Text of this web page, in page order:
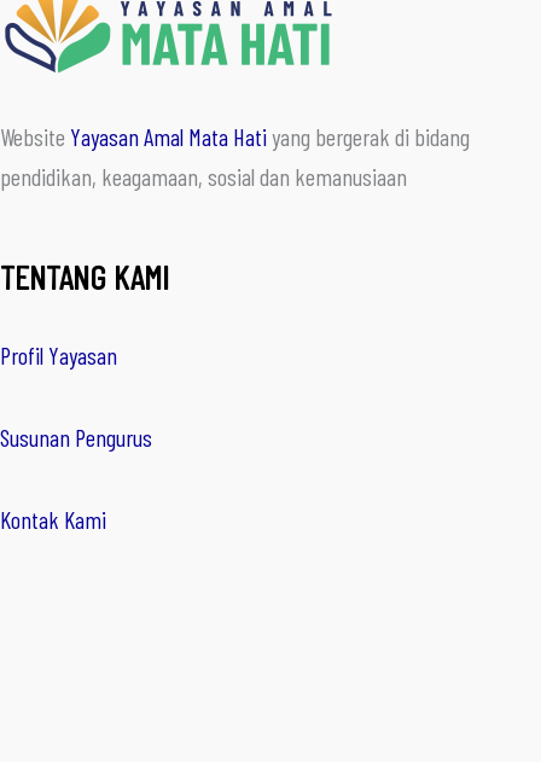
Website Yayasan Amal Mata Hatiyang bergerak di bidang
pendidikan, keagamaan, sosial dan kemanusiaan
TENTANG KAMI
Profil Yayasan
Susunan Pengurus
Kontak Kami